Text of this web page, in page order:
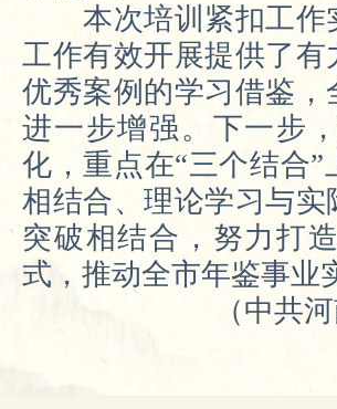
本次培训紧扣工作
工作有效开展提供了
优秀案例的学习借鉴
进一步增强。下一步
化，重点在“三个结合
相结合、理论学习与
突破相结合，努力打
式，推动全市年鉴事业
（中共河